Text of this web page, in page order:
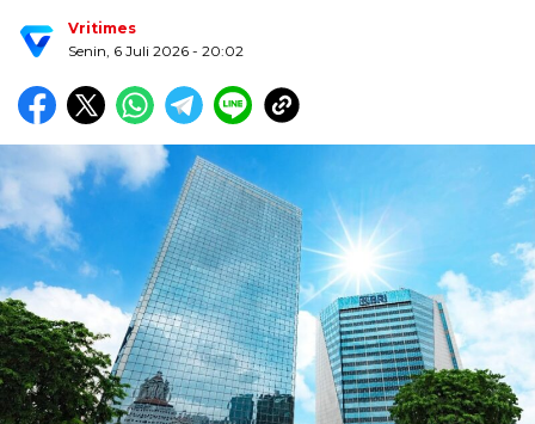
Vritimes
Senin, 6 Juli 2026 - 20:02